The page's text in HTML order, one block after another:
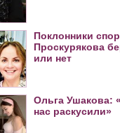
Поклонники
Проскурякова
или нет
Ольга Ушакова:
нас раскусили»